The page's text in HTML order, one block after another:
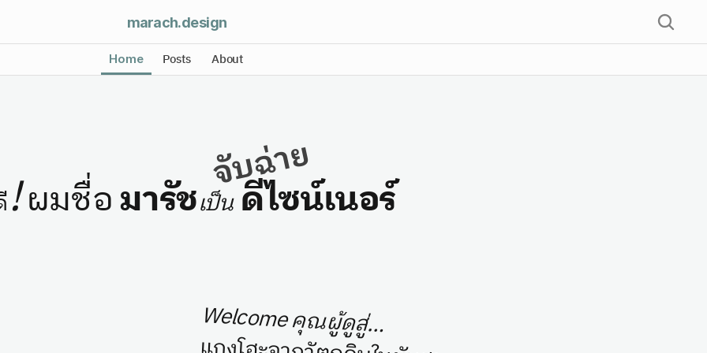
marach.design
Home Posts About
Welcome คุณผู้ดูสู่…
! ผมชื่อมารัชเป็น ดีไซน์เนอร์
จับฉ่าย